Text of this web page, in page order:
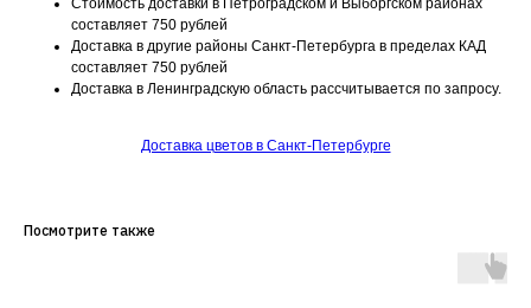
Стоимость доставки в Петроградском и Выборгском районах
составляет 750 рублей
Доставка в другие районы Санкт-Петербурга в пределах КАД
составляет 750 рублей
Доставка в Ленинградскую область рассчитывается по запросу.
Доставка цветов в Санкт-Петербурге
Посмотрите также